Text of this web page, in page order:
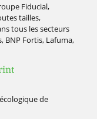
Fiducial,
tailles,
tous les secteurs
BNP Fortis, Lafuma,
de